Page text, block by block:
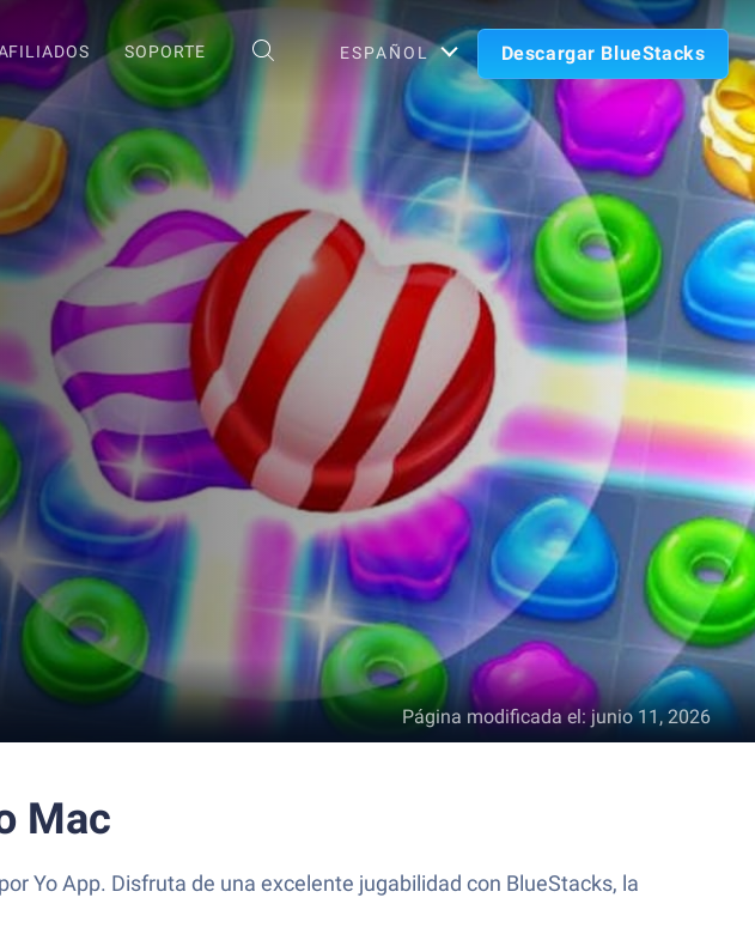
SOPORTE ESPAÑOL Descargar BlueStacks
Página modificada el:junio 11, 2026
Mac
Yo App. Disfruta de una excelente jugabilidad con BlueStacks, la